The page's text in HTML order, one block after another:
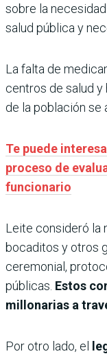
sobre la
salud pública y
La falta de
centros de salud
de la población se
Te puede
proceso de
funcionario
Leite consideró la
bocaditos y otros
ceremonial,
públicas. Estos
millonarias a
Por otro lado, el